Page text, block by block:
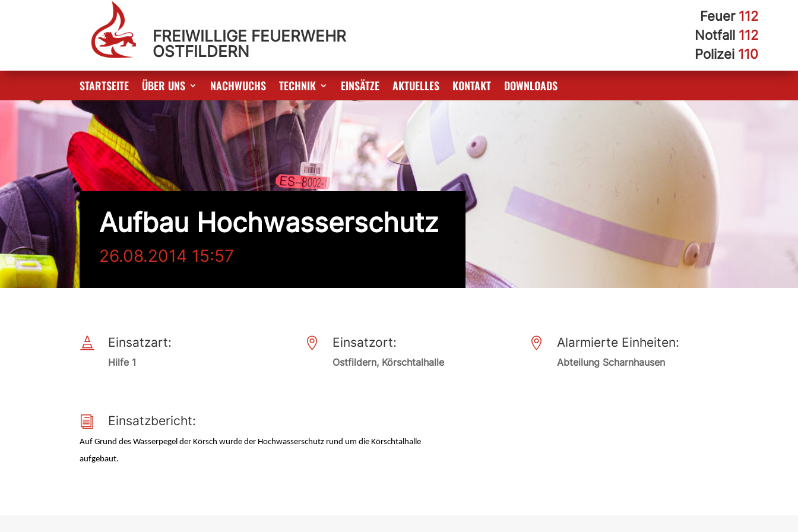
FREIWILLIGE FEUERWEHR
OSTFILDERN
Feuer 112
Notfall 112
Polizei 110
STARTSEITE ÜBER UNS NACHWUCHS TECHNIK EINSÄTZE AKTUELLES KONTAKT DOWNLOADS
Aufbau Hochwasserschutz
26.08.2014 15:57
 Einsatzart:
Hilfe 1
 Einsatzort:
Ostfildern, Körschtalhalle
 Alarmierte Einheiten:
Abteilung Scharnhausen
i Einsatzbericht:
Auf Grund des Wasserpegel der Körsch wurde der Hochwasserschutz rund um die Körschtalhalle
aufgebaut.